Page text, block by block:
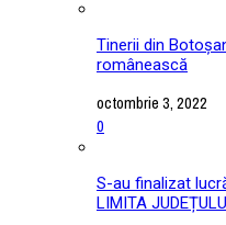
Tinerii din
românească
octombrie 3, 2022
0
S-au finalizat
LIMITA